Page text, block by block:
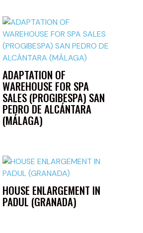
ADAPTATION OF
WAREHOUSE FOR SPA
SALES (PROGIBESPA) SAN
PEDRO DE ALCÁNTARA
(MÁLAGA)
HOUSE ENLARGEMENT IN
PADUL (GRANADA)